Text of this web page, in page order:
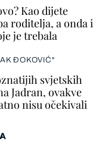
Kao dijete
roditelja, a onda i
je trebala
ĐOKOVIĆ"
svjetskih
Jadran, ovakve
nisu očekivali